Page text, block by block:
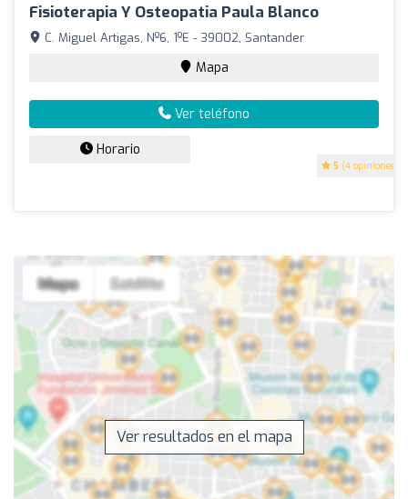
Fisioterapia Y Osteopatia Paula Blanco
5 (4 opiniones)
C. Miguel Artigas, Nº6, 1ºE - 39002, Santander
Mapa
Ver teléfono
Horario
Ver resultados en el mapa